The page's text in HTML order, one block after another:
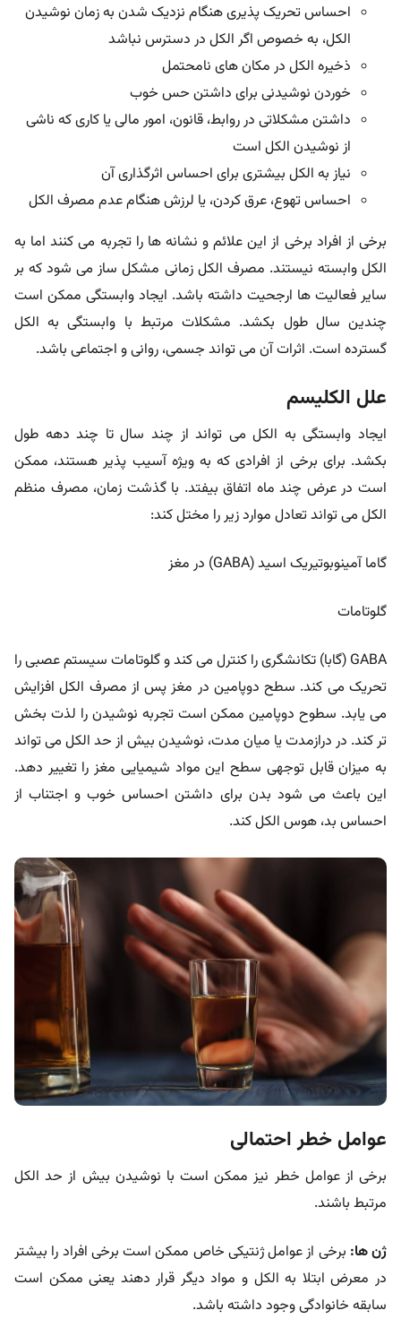
احساس تحریک پذیری هنگام نزدیک شدن به زمان نوشیدن
الکل، به خصوص اگر الکل در دسترس نباشد
ذخیره الکل در مکان های نامحتمل
خوردن نوشیدنی برای داشتن حس خوب
داشتن مشکلاتی در روابط، قانون، امور مالی یا کاری که ناشی
از نوشیدن الکل است
نیاز به الکل بیشتری برای احساس اثرگذاری آن
احساس تهوع، عرق کردن، یا لرزش هنگام عدم مصرف الکل
برخی از افراد برخی از این علائم و نشانه ها را تجربه می کنند اما به
الکل وابسته نیستند. مصرف الکل زمانی مشکل ساز می شود که بر
سایر فعالیت ها ارجحیت داشته باشد. ایجاد وابستگی ممکن است
چندین سال طول بکشد. مشکلات مرتبط با وابستگی به الکل
گسترده است. اثرات آن می تواند جسمی، روانی و اجتماعی باشد.
علل الکلیسم
ایجاد وابستگی به الکل می تواند از چند سال تا چند دهه طول
بکشد. برای برخی از افرادی که به ویژه آسیب پذیر هستند، ممکن
است در عرض چند ماه اتفاق بیفتد. با گذشت زمان، مصرف منظم
الکل می تواند تعادل موارد زیر را مختل کند:
گاما آمینوبوتیریک اسید (GABA) در مغز
گلوتامات
GABA (گابا) تکانشگری را کنترل می کند و گلوتامات سیستم عصبی را
تحریک می کند. سطح دوپامین در مغز پس از مصرف الکل افزایش
می یابد. سطوح دوپامین ممکن است تجربه نوشیدن را لذت بخش
تر کند. در درازمدت یا میان مدت، نوشیدن بیش از حد الکل می تواند
به میزان قابل توجهی سطح این مواد شیمیایی مغز را تغییر دهد.
این باعث می شود بدن برای داشتن احساس خوب و اجتناب از
احساس بد، هوس الکل کند.
عوامل خطر احتمالی
برخی از عوامل خطر نیز ممکن است با نوشیدن بیش از حد الکل
مرتبط باشند.
ژن ها: برخی از عوامل ژنتیکی خاص ممکن است برخی افراد را بیشتر
در معرض ابتلا به الکل و مواد دیگر قرار دهند یعنی ممکن است
سابقه خانوادگی وجود داشته باشد.